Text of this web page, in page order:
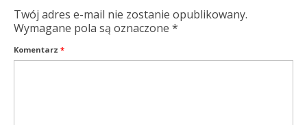
Twój adres e-mail nie zostanie opublikowany.
Wymagane pola są oznaczone *
Komentarz *